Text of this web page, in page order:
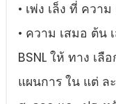
• เพ่ง เล็ง ที่ ควา
• ความ เสมอ ต้น
BSNL ให้ ทาง เลื
แผนการ ใน แต่ ล